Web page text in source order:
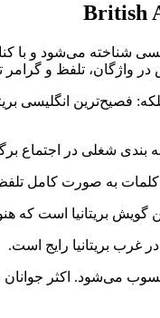
British
شناخته می‌‌شود و با
واژگان، تلفظ و گرامر